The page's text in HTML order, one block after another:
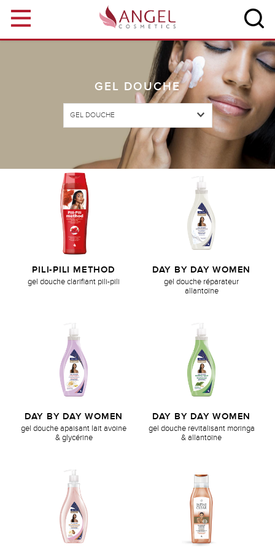
GEL DOUCHE
GEL DOUCHE
PILI-PILI METHOD
gel douche clarifiant pili-pili
DAY BY DAY WOMEN
gel douche réparateur
allantoïne
DAY BY DAY WOMEN
gel douche apaisant lait avoine
& glycérine
DAY BY DAY WOMEN
gel douche revitalisant moringa
& allantoïne